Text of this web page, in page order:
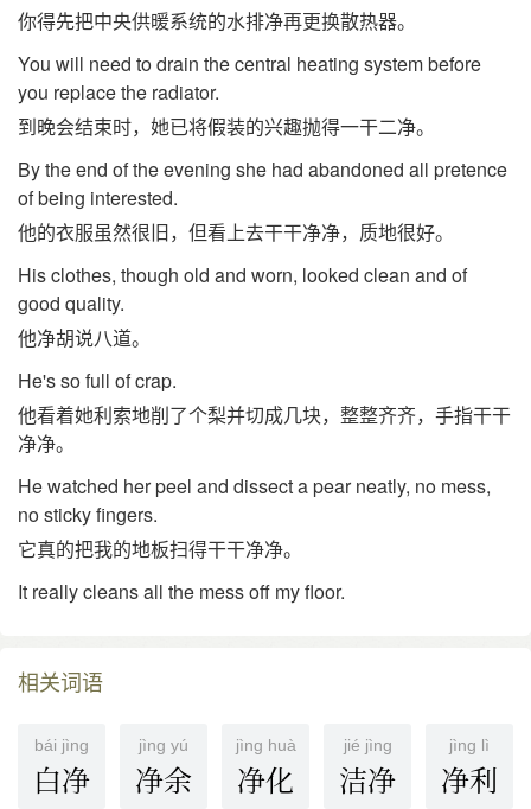
你得先把中央供暖系统的水排净再更换散热器。
You will need to drain the central heating system before
you replace the radiator.
到晚会结束时，她已将假装的兴趣抛得一干二净。
By the end of the evening she had abandoned all pretence
of being interested.
他的衣服虽然很旧，但看上去干干净净，质地很好。
His clothes, though old and worn, looked clean and of
good quality.
他净胡说八道。
He's so full of crap.
他看着她利索地削了个梨并切成几块，整整齐齐，手指干干
净净。
He watched her peel and dissect a pear neatly, no mess,
no sticky fingers.
它真的把我的地板扫得干干净净。
It really cleans all the mess off my floor.
相关词语
bái jìng
白净
jìng yú
净余
jìng huà
净化
jié jìng
洁净
jìng lì
净利